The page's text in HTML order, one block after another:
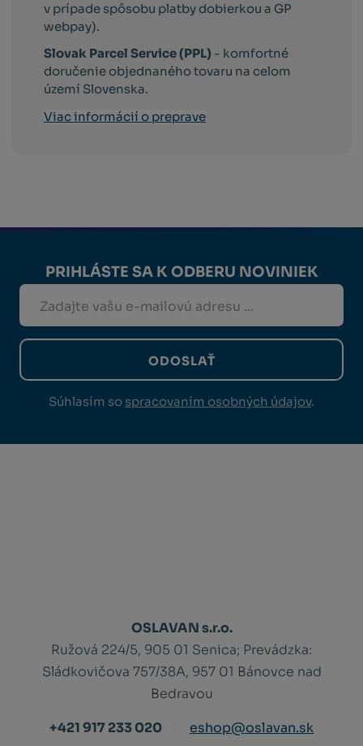
v prípade spôsobu platby dobierkou a GP
webpay).
Slovak Parcel Service (PPL) - komfortné
doručenie objednaného tovaru na celom
území Slovenska.
Viac informácií o preprave
PRIHLÁSTE SA K ODBERU NOVINIEK
ODOSLAŤ
Súhlasím so spracovaním osobných údajov.
OSLAVAN s.r.o.
Ružová 224/5, 905 01 Senica; Prevádzka:
Sládkovičova 757/38A, 957 01 Bánovce nad
Bedravou
+421 917 233 020
eshop@oslavan.sk